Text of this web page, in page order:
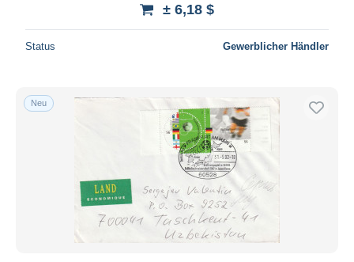
± 6,18 $
Status Gewerblicher Händler
Neu